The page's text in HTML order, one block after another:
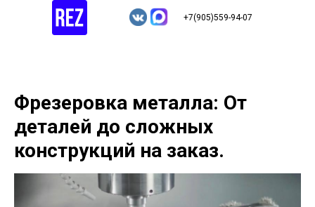
+7(905)559-94-07
Фрезеровка металла: От
деталей до сложных
конструкций на заказ.